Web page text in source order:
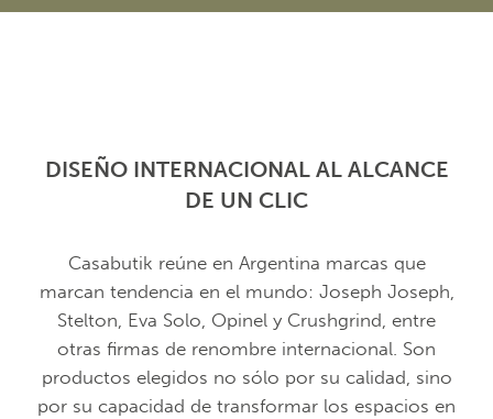
DISEÑO INTERNACIONAL AL ALCANCE
DE UN CLIC
Casabutik reúne en Argentina marcas que
marcan tendencia en el mundo: Joseph Joseph,
Stelton, Eva Solo, Opinel y Crushgrind, entre
otras firmas de renombre internacional. Son
productos elegidos no sólo por su calidad, sino
por su capacidad de transformar los espacios en